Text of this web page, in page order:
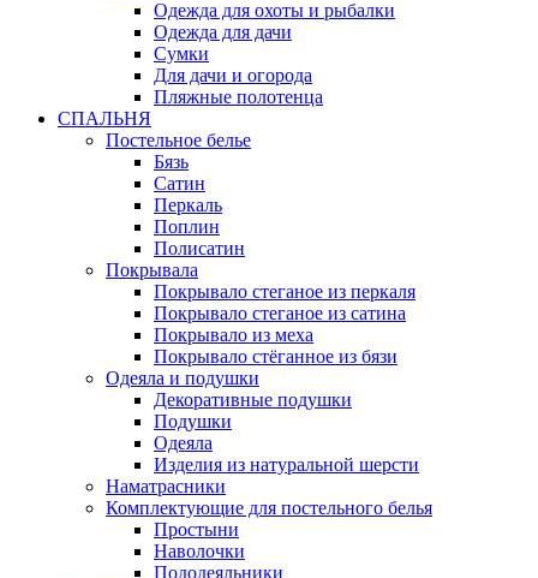
Одежда для охоты и рыбалки
Одежда для дачи
Сумки
Для дачи и огорода
Пляжные полотенца
СПАЛЬНЯ
Постельное белье
Бязь
Сатин
Перкаль
Поплин
Полисатин
Покрывала
Покрывало стеганое из перкаля
Покрывало стеганое из сатина
Покрывало из меха
Покрывало стёганное из бязи
Одеяла и подушки
Декоративные подушки
Подушки
Одеяла
Изделия из натуральной шерсти
Наматраcники
Комплектующие для постельного белья
Простыни
Наволочки
Пододеяльники